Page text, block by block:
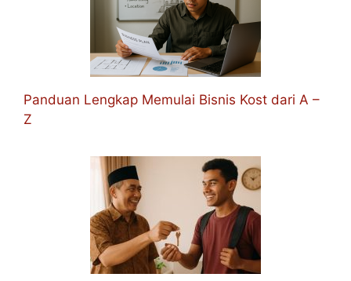
Panduan Lengkap Memulai Bisnis Kost dari A –
Z